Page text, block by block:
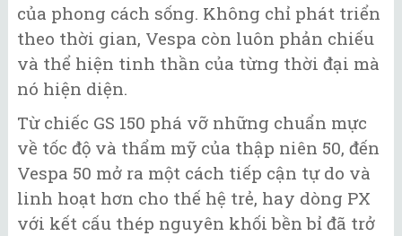
của phong cách sống. Không chỉ phát triển
theo thời gian, Vespa còn luôn phản chiếu
và thể hiện tinh thần của từng thời đại mà
nó hiện diện.
Từ chiếc GS 150 phá vỡ những chuẩn mực
về tốc độ và thẩm mỹ của thập niên 50, đến
Vespa 50 mở ra một cách tiếp cận tự do và
linh hoạt hơn cho thế hệ trẻ, hay dòng PX
với kết cấu thép nguyên khối bền bỉ đã trở